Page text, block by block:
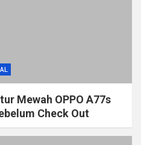
Mewah OPPO A77s
Check Out